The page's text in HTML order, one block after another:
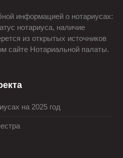
информацией о нотариусах:
нотариуса, наличие
из открытых источников
сайте Нотариальной палаты.
на 2025 год